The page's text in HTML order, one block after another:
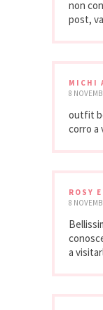
non
post,
MICHI
8
outfit
corro a
ROSY
8
a